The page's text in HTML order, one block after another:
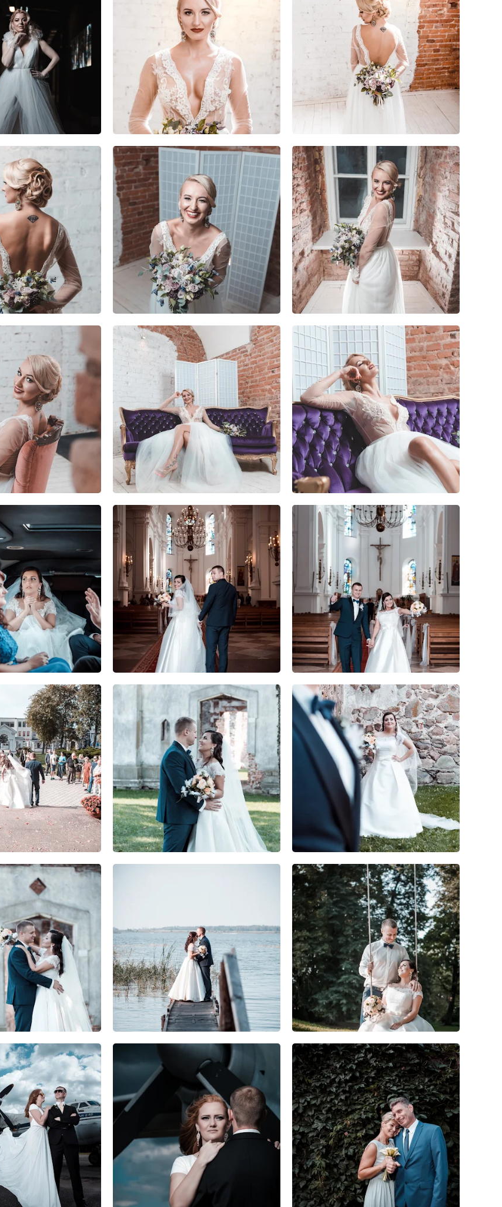
0 0 2 0 0 0
0 1 1 0 0 0 0
0 1 0 0 1 0 0
0 0 0 0 0 0 0
0 0 0 0 0 0 0
0 0 0 0 0 0 0 0
0 0 0 0 0 0 0